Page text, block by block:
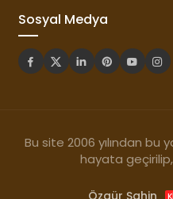
Sosyal Medya
Bu site 2006 yılından bu
hayata
Özgür Şahin